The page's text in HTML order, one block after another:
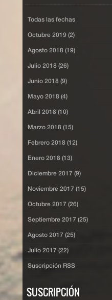
Todas las fechas
Octubre 2019 (2)
Agosto 2018 (19)
Julio 2018 (26)
Junio 2018 (9)
Mayo 2018 (4)
Abril 2018 (10)
Marzo 2018 (15)
Febrero 2018 (12)
Enero 2018 (13)
Diciembre 2017 (9)
Noviembre 2017 (15)
Octubre 2017 (26)
Septiembre 2017 (25)
Agosto 2017 (25)
Julio 2017 (22)
Suscripción RSS
SUSCRIPCIÓN